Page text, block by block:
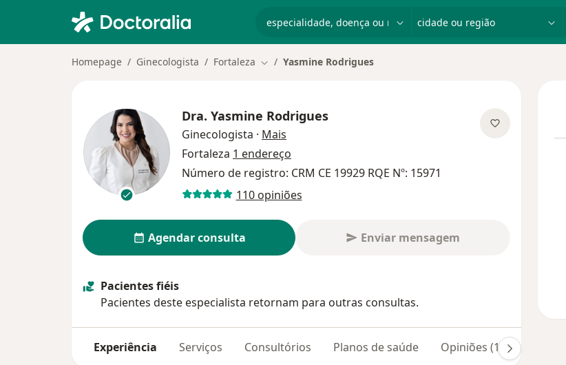
Homepage Ginecologista Fortaleza Mudar de cidade
Yasmine Rodrigues
Dra. Yasmine Rodrigues
Ginecologista · Mais
Fortaleza 1 endereço
Número de registro: CRM CE 19929 RQE Nº: 15971
110 opiniões
Agendar consulta Enviar mensagem
Pacientes fiéis
Pacientes deste especialista retornam para outras consultas.
Experiência Serviços Consultórios Planos de saúde Opiniões (110)